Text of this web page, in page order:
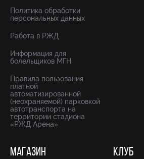
Политика обработки
персональных данных
Работа в РЖД
Информация для
болельщиков МГН
Правила пользования
платной
автоматизированной
(неохраняемой) парковкой
автотранспорта на
территории стадиона
«РЖД Арена»
МАГАЗИН КЛУБ